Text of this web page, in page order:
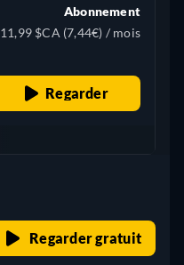
Abonnement
11,99 $CA (7,44€) / mois
Regarder
Regarder gratuit